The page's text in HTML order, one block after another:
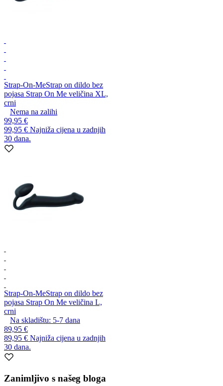
Strap-On-MeStrap on dildo bez
pojasa Strap On Me veličina XL,
crni
Nema na zalihi
99,95 €
99,95 € Najniža cijena u zadnjih
30 dana.
Strap-On-MeStrap on dildo bez
pojasa Strap On Me veličina L,
crni
Na skladištu: 5-7 dana
89,95 €
89,95 € Najniža cijena u zadnjih
30 dana.
Zanimljivo s našeg bloga